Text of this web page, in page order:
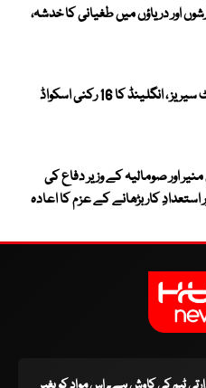
بارشوں اور دریاؤں میں طغیانی کا خدشہ،
پاکستان کیخلاف ٹیسٹ سیریز ، انگلینڈ کا 16 رکنی اسکواڈ
اور صومالیہ کے وزیر دفاع کی
استعدادِ کار بڑھانے کے عزم کا اعادہ